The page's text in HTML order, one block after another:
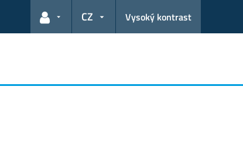
Odkazy pro uživatele
CZ Vysoký kontrast